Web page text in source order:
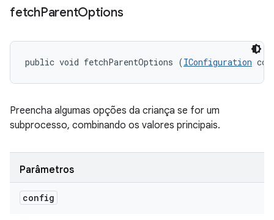
fetchParentOptions
public void fetchParentOptions (IConfiguration
Preencha algumas opções da criança se for um
subprocesso, combinando os valores principais.
Parâmetros
config